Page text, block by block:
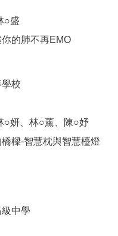
○盛
的肺不再EMO
校
○妍、林○薰、陳○妤
樑-智慧枕與智慧檯燈
中學